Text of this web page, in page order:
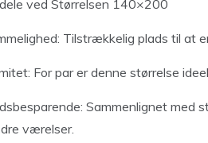
ved Størrelsen 140×200
Tilstrækkelig plads til at
For par er denne størrelse
Sammenlignet med
værelser.